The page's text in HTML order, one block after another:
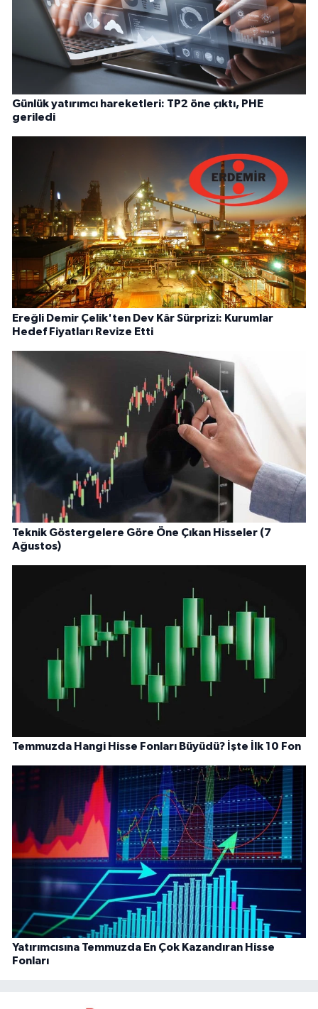
Günlük yatırımcı hareketleri: TP2 öne çıktı, PHE
geriledi
Ereğli Demir Çelik'ten Dev Kâr Sürprizi: Kurumlar
Hedef Fiyatları Revize Etti
Teknik Göstergelere Göre Öne Çıkan Hisseler (7
Ağustos)
Temmuzda Hangi Hisse Fonları Büyüdü? İşte İlk 10 Fon
Yatırımcısına Temmuzda En Çok Kazandıran Hisse
Fonları